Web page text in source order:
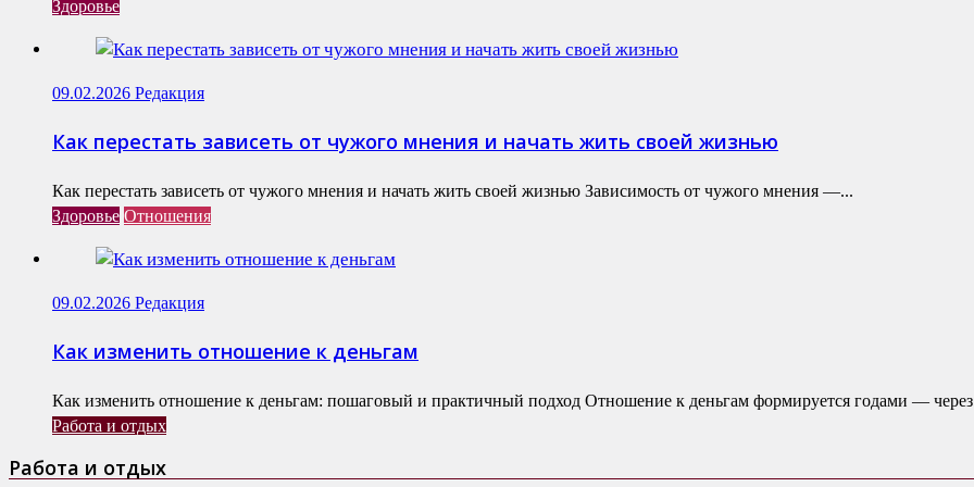
Здоровье
09.02.2026 Редакция
Как перестать зависеть от чужого мнения и начать жить своей жизнью
Как перестать зависеть от чужого мнения и начать жить своей жизнью Зависимость от чужого мнения —...
Здоровье Отношения
09.02.2026 Редакция
Как изменить отношение к деньгам
Как изменить отношение к деньгам: пошаговый и практичный подход Отношение к деньгам формируется годами —
Работа и отдых
Работа и отдых